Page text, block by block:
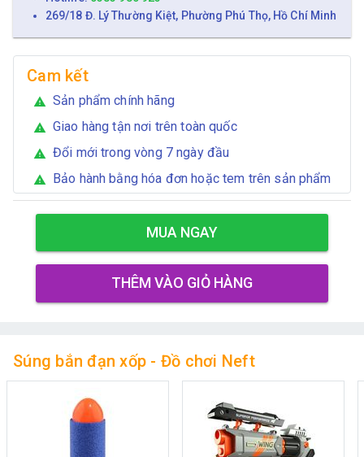
269/18 Đ. Lý Thường Kiệt, Phường Phú Thọ, Hồ Chí Minh
Cam kết
warning Sản phẩm chính hãng
warning Giao hàng tận nơi trên toàn quốc
warning Đổi mới trong vòng 7 ngày đầu
warning Bảo hành bằng hóa đơn hoặc tem trên sản phẩm
MUA NGAY
THÊM VÀO GIỎ HÀNG
Súng bắn đạn xốp - Đồ chơi Neft